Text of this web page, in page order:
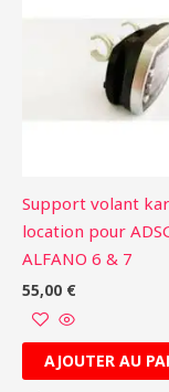
Support volant
location pour
ALFANO 6 & 7
55,00 €
AJOUTER AU